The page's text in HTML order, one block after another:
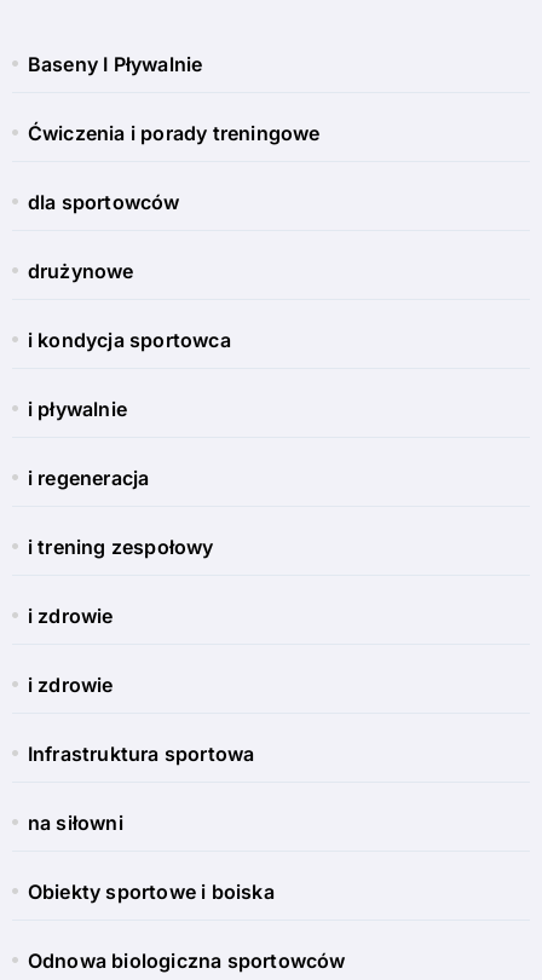
Baseny I Pływalnie
Ćwiczenia i porady treningowe
dla sportowców
drużynowe
i kondycja sportowca
i pływalnie
i regeneracja
i trening zespołowy
i zdrowie
i zdrowie
Infrastruktura sportowa
na siłowni
Obiekty sportowe i boiska
Odnowa biologiczna sportowców